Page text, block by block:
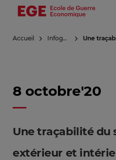
Aller
principal
Accueil Infoguerre Une
8 octobre'20
Une traçabilité du
extérieur et